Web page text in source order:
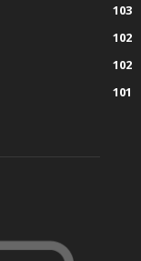
103
102
102
101